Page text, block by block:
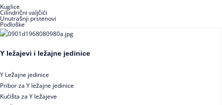
Kuglice
Cilindrični valjčići
Unutrašnji prstenovi
Podloške
Y ležajevi i ležajne jedinice
Y Ležajne jedinice
Pribor za Y ležajne jedinice
Kućišta za Y ležajeve